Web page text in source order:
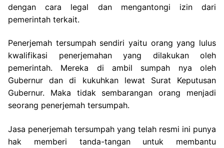
dengan cara legal dan mengantongi izin dari
pemerintah terkait.
Penerjemah tersumpah sendiri yaitu orang yang lulus
kwalifikasi penerjemahan yang dilakukan oleh
pemerintah. Mereka di ambil sumpah nya oleh
Gubernur dan di kukuhkan lewat Surat Keputusan
Gubernur. Maka tidak sembarangan orang menjadi
seorang penerjemah tersumpah.
Jasa penerjemah tersumpah yang telah resmi ini punya
hak memberi tanda-tangan untuk membantu